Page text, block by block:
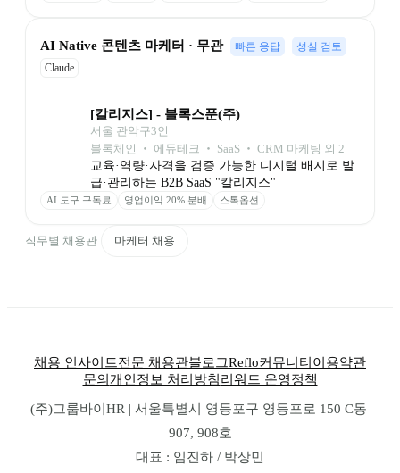
AI Native 콘텐츠 마케터 · 무관 빠른 응답
성실 검토
Claude
[칼리지스] - 블록스푼(주)
서울 관악구3인
블록체인 ‧ 에듀테크 ‧ SaaS ‧ CRM 마케팅 외 2
교육·역량·자격을 검증 가능한 디지털 배지로 발
급·관리하는 B2B SaaS "칼리지스"
AI 도구 구독료 영업이익 20% 분배 스톡옵션
직무별 채용관 마케터 채용
채용 인사이트전문 채용관블로그Reflo커뮤니티 이용약관
문의 개인정보 처리방침리워드 운영정책
(주)그룹바이HR | 서울특별시 영등포구 영등포로 150 C동
907, 908호
대표 : 임진하 / 박상민